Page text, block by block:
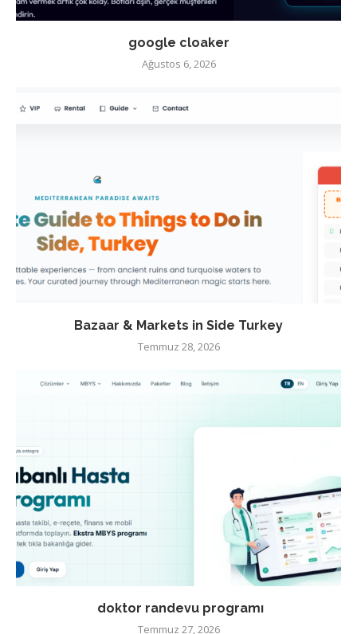
google cloaker
Ağustos 6, 2026
Bazaar & Markets in Side Turkey
Temmuz 28, 2026
doktor randevu programı
Temmuz 27, 2026